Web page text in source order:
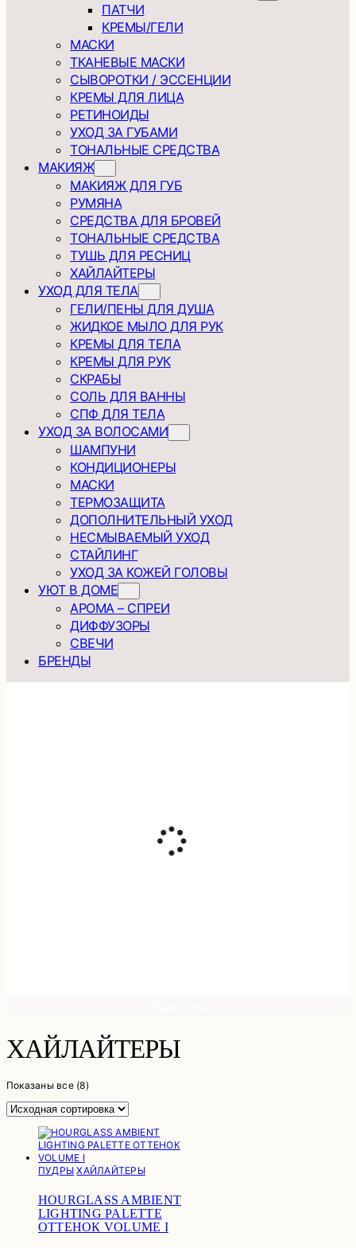
ПАТЧИ
КРЕМЫ/ГЕЛИ
МАСКИ
ТКАНЕВЫЕ МАСКИ
СЫВОРОТКИ / ЭССЕНЦИИ
КРЕМЫ ДЛЯ ЛИЦА
РЕТИНОИДЫ
УХОД ЗА ГУБАМИ
ТОНАЛЬНЫЕ СРЕДСТВА
МАКИЯЖ
МАКИЯЖ ДЛЯ ГУБ
РУМЯНА
СРЕДСТВА ДЛЯ БРОВЕЙ
ТОНАЛЬНЫЕ СРЕДСТВА
ТУШЬ ДЛЯ РЕСНИЦ
ХАЙЛАЙТЕРЫ
УХОД ДЛЯ ТЕЛА
ГЕЛИ/ПЕНЫ ДЛЯ ДУША
ЖИДКОЕ МЫЛО ДЛЯ РУК
КРЕМЫ ДЛЯ ТЕЛА
КРЕМЫ ДЛЯ РУК
СКРАБЫ
СОЛЬ ДЛЯ ВАННЫ
СПФ ДЛЯ ТЕЛА
УХОД ЗА ВОЛОСАМИ
ШАМПУНИ
КОНДИЦИОНЕРЫ
МАСКИ
ТЕРМОЗАЩИТА
ДОПОЛНИТЕЛЬНЫЙ УХОД
НЕСМЫВАЕМЫЙ УХОД
СТАЙЛИНГ
УХОД ЗА КОЖЕЙ ГОЛОВЫ
УЮТ В ДОМЕ
АРОМА – СПРЕИ
ДИФФУЗОРЫ
СВЕЧИ
БРЕНДЫ
ХАЙЛАЙТЕРЫ
Показаны все (8)
ПУДРЫ ХАЙЛАЙТЕРЫ
HOURGLASS AMBIENT
LIGHTING PALETTE
ОТТЕНОК VOLUME I